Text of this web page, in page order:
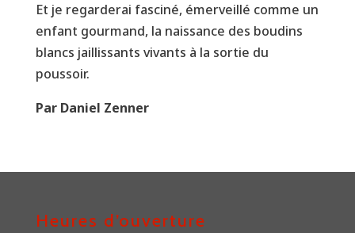
Et je regarderai fasciné, émerveillé comme un
enfant gourmand, la naissance des boudins
blancs jaillissants vivants à la sortie du
poussoir.
Par Daniel Zenner
Heures d’ouverture